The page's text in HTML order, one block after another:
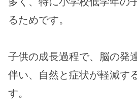
るためです。
子供の成長過程で、脳の発
伴い、自然と症状が軽減す
す。